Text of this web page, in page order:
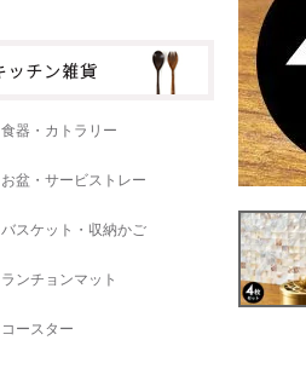
食器・カトラリー
お盆・サービストレー
バスケット・収納かご
ランチョンマット
コースター